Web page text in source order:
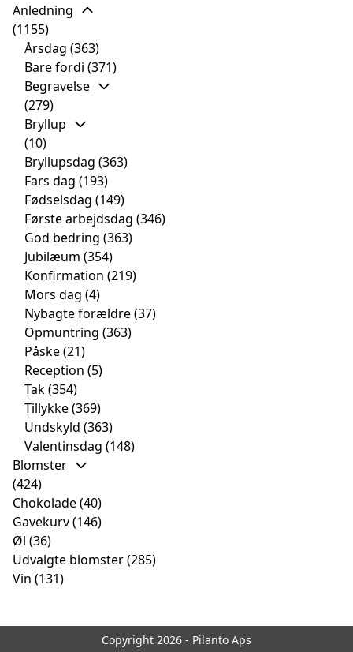
Anledning
(1155)
Årsdag (363)
Bare fordi (371)
Begravelse
(279)
Bryllup
(10)
Bryllupsdag (363)
Fars dag (193)
Fødselsdag (149)
Første arbejdsdag (346)
God bedring (363)
Jubilæum (354)
Konfirmation (219)
Mors dag (4)
Nybagte forældre(37)
Opmuntring (363)
Påske(21)
Reception (5)
Tak(354)
Tillykke(369)
Undskyld (363)
Valentinsdag (148)
Blomster
(424)
Chokolade(40)
Gavekurv(146)
Øl (36)
Udvalgte blomster(285)
Vin (131)
Copyright 2026 - Pilanto Aps